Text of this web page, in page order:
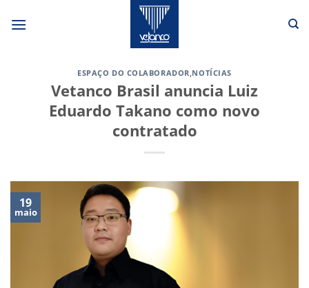
ESPAÇO DO COLABORADOR,NOTÍCIAS
Vetanco Brasil anuncia Luiz
Eduardo Takano como novo
contratado
19
maio